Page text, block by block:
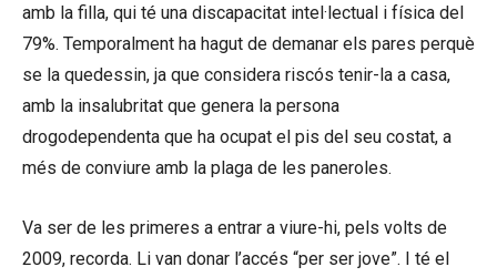
amb la filla, qui té una discapacitat intel·lectual i física del
79%. Temporalment ha hagut de demanar els pares perquè
se la quedessin, ja que considera riscós tenir-la a casa,
amb la insalubritat que genera la persona
drogodependenta que ha ocupat el pis del seu costat, a
més de conviure amb la plaga de les paneroles.
Va ser de les primeres a entrar a viure-hi, pels volts de
2009, recorda. Li van donar l’accés “per ser jove”. I té el